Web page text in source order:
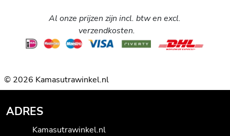
Al onze prijzen zijn incl. btw en excl.
verzendkosten.
© 2026 Kamasutrawinkel.nl
ADRES
Kamasutrawinkel.nl